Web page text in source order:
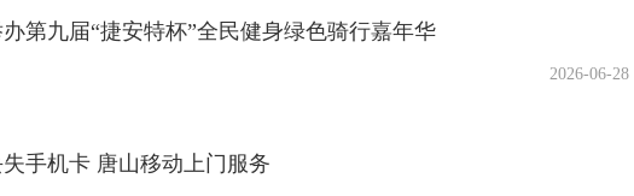
第九届“捷安特杯”全民健身绿色骑行嘉年华
2026-06-28
手机卡 唐山移动上门服务